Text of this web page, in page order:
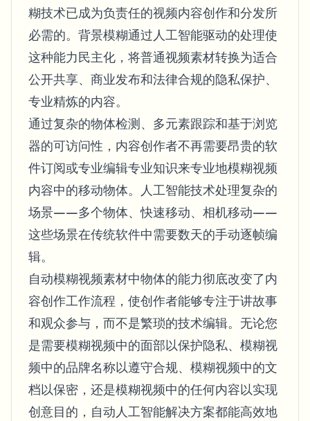
糊技术已成为负责任的视频内容创作和分发所
必需的。背景模糊通过人工智能驱动的处理使
这种能力民主化，将普通视频素材转换为适合
公开共享、商业发布和法律合规的隐私保护、
专业精炼的内容。
通过复杂的物体检测、多元素跟踪和基于浏览
器的可访问性，内容创作者不再需要昂贵的软
件订阅或专业编辑专业知识来专业地模糊视频
内容中的移动物体。人工智能技术处理复杂的
场景——多个物体、快速移动、相机移动——
这些场景在传统软件中需要数天的手动逐帧编
辑。
自动模糊视频素材中物体的能力彻底改变了内
容创作工作流程，使创作者能够专注于讲故事
和观众参与，而不是繁琐的技术编辑。无论您
是需要模糊视频中的面部以保护隐私、模糊视
频中的品牌名称以遵守合规、模糊视频中的文
档以保密，还是模糊视频中的任何内容以实现
创意目的，自动人工智能解决方案都能高效地